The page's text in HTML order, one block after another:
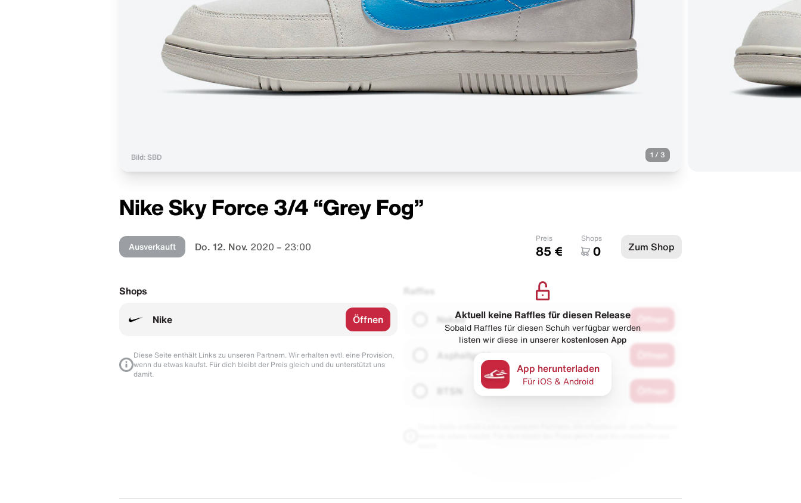
Bild: SBD 1 / 3
Nike Sky Force 3/4 “Grey Fog”
Ausverkauft Do. 12. Nov. 2020 – 23:00
Preis
85 €
Shops
0 Zum Shop
Shops
Nike Öffnen
Diese Seite enthält Links zu unseren Partnern. Wir erhalten evtl. eine Provision,
wenn du etwas kaufst. Für dich bleibt der Preis gleich und du unterstützt uns
damit.
Raffles
Naked
Asphaltgold
Aktuell keine Raffles für diesen Release
Sobald Raffles für diesen Schuh verfügbar werden
listen wir diese in unserer kostenlosen App
App herunterladen
Für iOS & Android